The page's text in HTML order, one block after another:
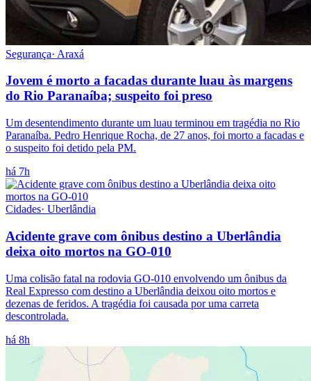
Segurança· Araxá
Jovem é morto a facadas durante luau às margens
do Rio Paranaíba; suspeito foi preso
Um desentendimento durante um luau terminou em tragédia no Rio
Paranaíba. Pedro Henrique Rocha, de 27 anos, foi morto a facadas e
o suspeito foi detido pela PM.
há 7h
Cidades· Uberlândia
Acidente grave com ônibus destino a Uberlândia
deixa oito mortos na GO-010
Uma colisão fatal na rodovia GO-010 envolvendo um ônibus da
Real Expresso com destino a Uberlândia deixou oito mortos e
dezenas de feridos. A tragédia foi causada por uma carreta
descontrolada.
há 8h